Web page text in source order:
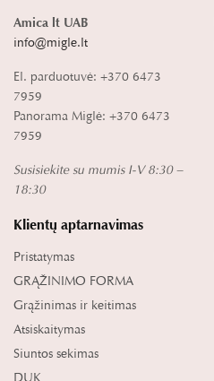
Amica lt UAB
info@migle.lt
El. parduotuvė: +370 6473
7959
Panorama Miglė: +370 6473
7959
Susisiekite su mumis I-V 8:30 –
18:30
Klientų aptarnavimas
Pristatymas
GRĄŽINIMO FORMA
Grąžinimas ir keitimas
Atsiskaitymas
Siuntos sekimas